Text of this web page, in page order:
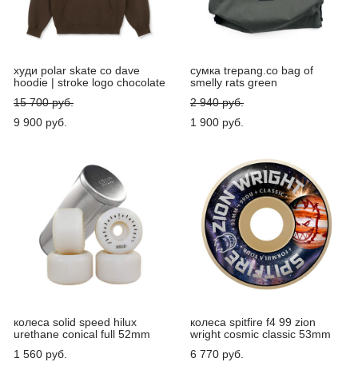
худи polar skate co dave
hoodie | stroke logo chocolate
15 700 pуб.
9 900 pуб.
сумка trepang.co bag of
smelly rats green
2 940 pуб.
1 900 pуб.
колеса solid speed hilux
urethane conical full 52mm
1 560 pуб.
колеса spitfire f4 99 zion
wright cosmic classic 53mm
6 770 pуб.